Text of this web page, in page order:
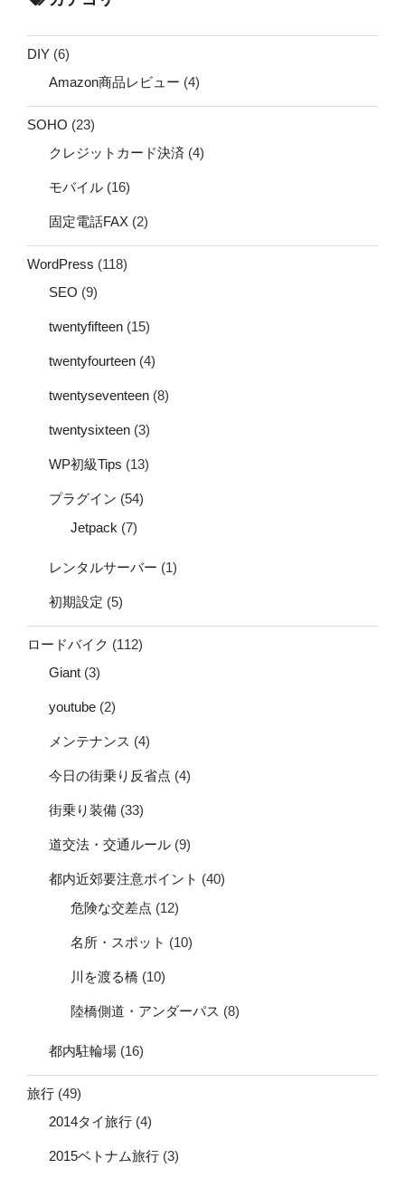
DIY (6)
Amazon商品レビュー (4)
SOHO (23)
クレジットカード決済 (4)
モバイル (16)
固定電話FAX (2)
WordPress (118)
SEO (9)
twentyfifteen (15)
twentyfourteen (4)
twentyseventeen (8)
twentysixteen (3)
WP初級Tips (13)
プラグイン (54)
Jetpack (7)
レンタルサーバー (1)
初期設定 (5)
ロードバイク (112)
Giant (3)
youtube (2)
メンテナンス (4)
今日の街乗り反省点 (4)
街乗り装備 (33)
道交法・交通ルール (9)
都内近郊要注意ポイント (40)
危険な交差点 (12)
名所・スポット (10)
川を渡る橋 (10)
陸橋側道・アンダーパス (8)
都内駐輪場 (16)
旅行 (49)
2014タイ旅行 (4)
2015ベトナム旅行 (3)